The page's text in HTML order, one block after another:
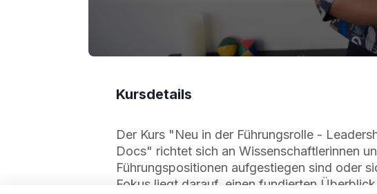
Kursdetails
Der Kurs "Neu in der Führungsrolle -
Docs" richtet sich an Wissenschaftlerinnen
Führungspositionen aufgestiegen sind oder
Fokus liegt darauf, einen fundierten